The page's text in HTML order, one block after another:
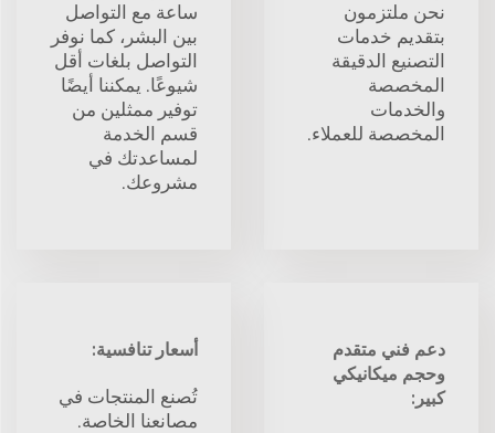
نحن ملتزمون
بتقديم خدمات
التصنيع الدقيقة
المخصصة
والخدمات
المخصصة للعملاء.
ساعة مع التواصل
بين البشر، كما نوفر
التواصل بلغات أقل
شيوعًا. يمكننا أيضًا
توفير ممثلين من
قسم الخدمة
لمساعدتك في
مشروعك.
دعم فني متقدم
وحجم ميكانيكي
كبير:
أسعار تنافسية:
تُصنع المنتجات في
مصانعنا الخاصة.